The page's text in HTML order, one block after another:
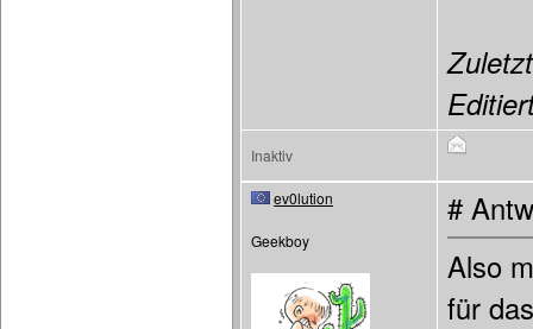
Inaktiv
ev0lution
Geekboy
#
Also
für